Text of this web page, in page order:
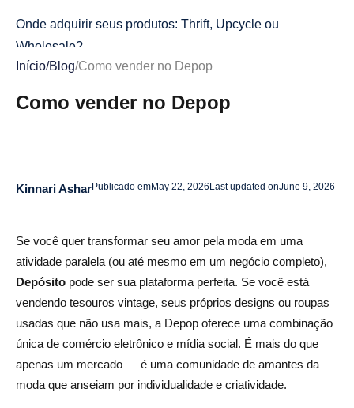
Onde adquirir seus produtos: Thrift, Upcycle ou
Wholesale?
Dicas para escolher produtos de nicho
Aperfeiçoando suas listagens de depósito
Estratégias de preços
O papel da AliDrop na otimização de listagens
Conclusão: comece a vender no Depop e construa uma
loja próspera
Perguntas frequentes sobre vendas no Depop
Início/Blog/Como vender no Depop
Como vender no Depop
Kinnari AsharPublicado emMay 22, 2026 Last updated onJune 9, 2026
Se você quer transformar seu amor pela moda em uma
atividade paralela (ou até mesmo em um negócio completo),
Depósito pode ser sua plataforma perfeita. Se você está
vendendo tesouros vintage, seus próprios designs ou roupas
usadas que não usa mais, a Depop oferece uma combinação
única de comércio eletrônico e mídia social. É mais do que
apenas um mercado — é uma comunidade de amantes da
moda que anseiam por individualidade e criatividade.